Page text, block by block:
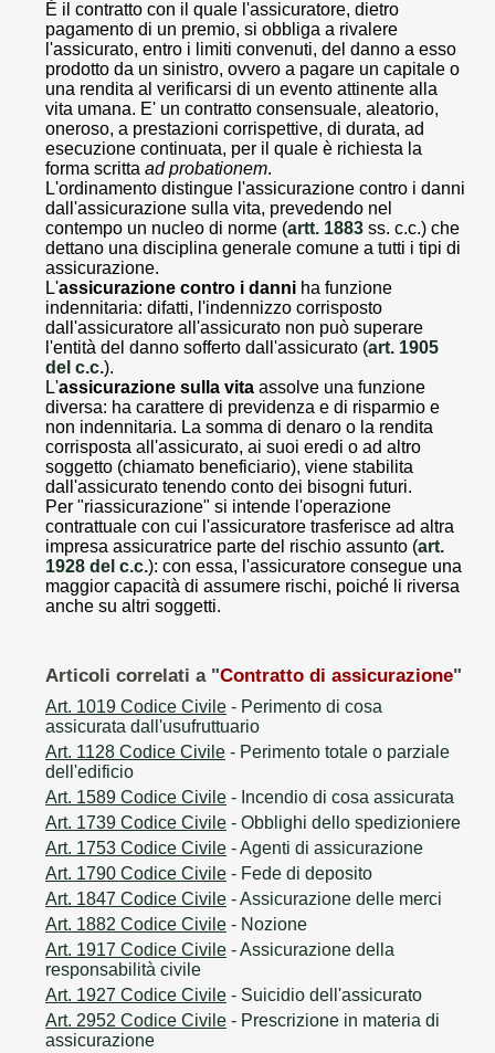
È il contratto con il quale l'assicuratore, dietro
pagamento di un premio, si obbliga a rivalere
l'assicurato, entro i limiti convenuti, del danno a esso
prodotto da un sinistro, ovvero a pagare un capitale o
una rendita al verificarsi di un evento attinente alla
vita umana. E' un contratto consensuale, aleatorio,
oneroso, a prestazioni corrispettive, di durata, ad
esecuzione continuata, per il quale è richiesta la
forma scritta ad probationem.
L'ordinamento distingue l'assicurazione contro i danni
dall'assicurazione sulla vita, prevedendo nel
contempo un nucleo di norme (artt. 1883 ss. c.c.) che
dettano una disciplina generale comune a tutti i tipi di
assicurazione.
L'assicurazione contro i danni ha funzione
indennitaria: difatti, l'indennizzo corrisposto
dall'assicuratore all'assicurato non può superare
l'entità del danno sofferto dall'assicurato (art. 1905
del c.c.).
L'assicurazione sulla vita assolve una funzione
diversa: ha carattere di previdenza e di risparmio e
non indennitaria. La somma di denaro o la rendita
corrisposta all'assicurato, ai suoi eredi o ad altro
soggetto (chiamato beneficiario), viene stabilita
dall'assicurato tenendo conto dei bisogni futuri.
Per "riassicurazione" si intende l'operazione
contrattuale con cui l'assicuratore trasferisce ad altra
impresa assicuratrice parte del rischio assunto (art.
1928 del c.c.): con essa, l'assicuratore consegue una
maggior capacità di assumere rischi, poiché li riversa
anche su altri soggetti.
Articoli correlati a "Contratto di assicurazione"
Art. 1019 Codice Civile - Perimento di cosa
assicurata dall'usufruttuario
Art. 1128 Codice Civile - Perimento totale o parziale
dell'edificio
Art. 1589 Codice Civile - Incendio di cosa assicurata
Art. 1739 Codice Civile - Obblighi dello spedizioniere
Art. 1753 Codice Civile - Agenti di assicurazione
Art. 1790 Codice Civile - Fede di deposito
Art. 1847 Codice Civile - Assicurazione delle merci
Art. 1882 Codice Civile - Nozione
Art. 1917 Codice Civile - Assicurazione della
responsabilità civile
Art. 1927 Codice Civile - Suicidio dell'assicurato
Art. 2952 Codice Civile - Prescrizione in materia di
assicurazione